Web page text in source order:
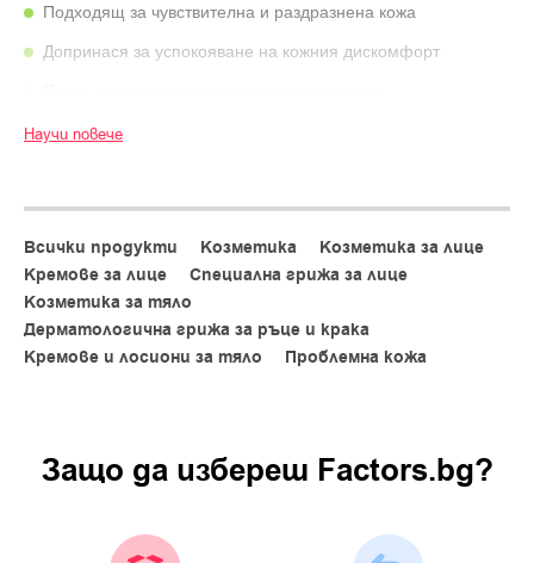
Подходящ за чувствителна и раздразнена кожа
Допринася за успокояване на кожния дискомфорт
Начин на употреба:
Само за външна употреба
Избягвайте контакт с очите
Да се съхранява при температура под 25 градуса
factors.bg.
Научи повече
Всички продукти Козметика
Козметика за лице
Кремове за лице
Специална грижа за лице
Козметика за тяло
Дерматологична грижа за ръце и крака
Кремове и лосиони за тяло
Проблемна кожа
Защо да изберeш Factors.bg?